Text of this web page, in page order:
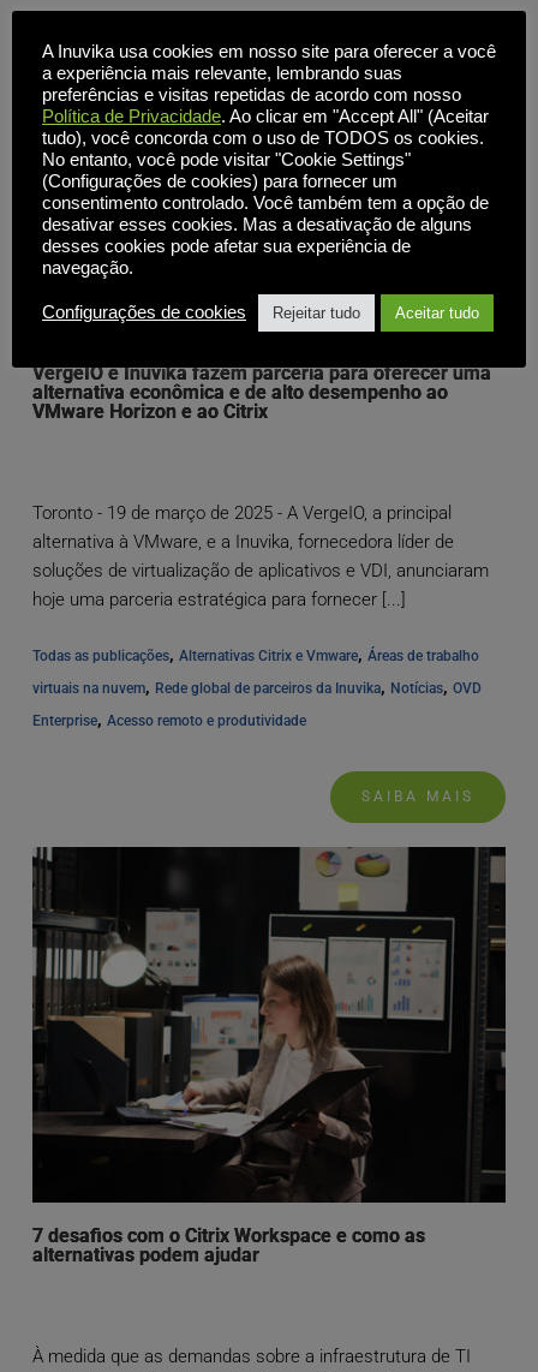
VergeIO e Inuvika fazem parceria para oferecer uma
alternativa econômica e de alto desempenho ao
VMware Horizon e ao Citrix
Toronto - 19 de março de 2025 - A VergeIO, a principal
alternativa à VMware, e a Inuvika, fornecedora líder de
soluções de virtualização de aplicativos e VDI, anunciaram
hoje uma parceria estratégica para fornecer [...]
Todas as publicações, Alternativas Citrix e Vmware, Áreas de trabalho
virtuais na nuvem, Rede global de parceiros da Inuvika, Notícias, OVD
Enterprise, Acesso remoto e produtividade
SAIBA MAIS
7 desafios com o Citrix Workspace e como as
alternativas podem ajudar
À medida que as demandas sobre a infraestrutura de TI
A Inuvika usa cookies em nosso site para oferecer a você
a experiência mais relevante, lembrando suas
preferências e visitas repetidas de acordo com nosso
Política de Privacidade. Ao clicar em "Accept All" (Aceitar
tudo), você concorda com o uso de TODOS os cookies.
No entanto, você pode visitar "Cookie Settings"
(Configurações de cookies) para fornecer um
consentimento controlado. Você também tem a opção de
desativar esses cookies. Mas a desativação de alguns
desses cookies pode afetar sua experiência de
navegação.
Configurações de cookies Rejeitar tudo Aceitar tudo